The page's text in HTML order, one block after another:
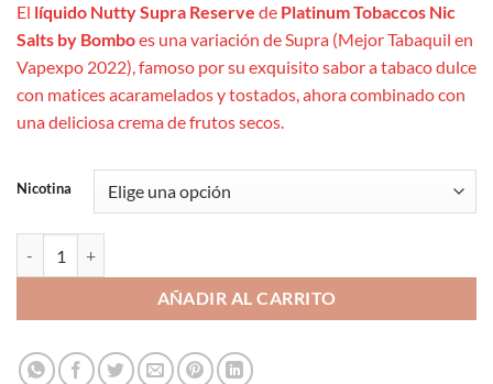
desde
7,65 €
hasta
8,25 €
El líquido Nutty Supra Reserve de Platinum Tobaccos Nic
Salts by Bomboes una variación de Supra (Mejor Tabaquil en
Vapexpo 2022), famoso por su exquisito sabor a tabaco dulce
con matices acaramelados y tostados, ahora combinado con
una deliciosa crema de frutos secos.
Nicotina
AÑADIR AL CARRITO